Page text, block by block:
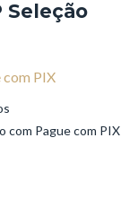
Seleção
com PIX
com Pague com PIX